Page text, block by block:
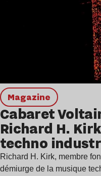
magazine
Cabaret
Richard H.
techno
Richard H. Kirk, membre
démiurge de la musique